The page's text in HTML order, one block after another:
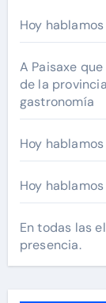
Hoy
A Paisaxe
de la
gastronomía
Hoy
Hoy
En todas las
presencia.